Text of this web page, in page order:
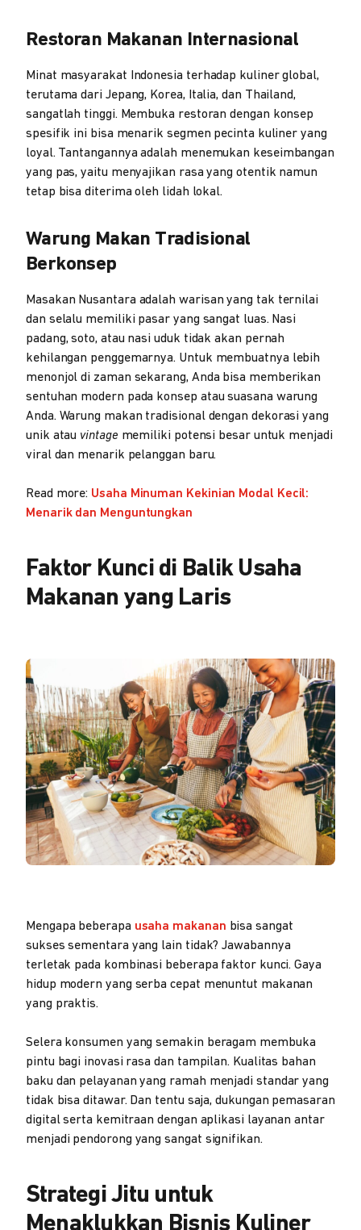
Restoran Makanan Internasional
Minat masyarakat Indonesia terhadap kuliner global,
terutama dari Jepang, Korea, Italia, dan Thailand,
sangatlah tinggi. Membuka restoran dengan konsep
spesifik ini bisa menarik segmen pecinta kuliner yang
loyal. Tantangannya adalah menemukan keseimbangan
yang pas, yaitu menyajikan rasa yang otentik namun
tetap bisa diterima oleh lidah lokal.
Warung Makan Tradisional
Berkonsep
Masakan Nusantara adalah warisan yang tak ternilai
dan selalu memiliki pasar yang sangat luas. Nasi
padang, soto, atau nasi uduk tidak akan pernah
kehilangan penggemarnya. Untuk membuatnya lebih
menonjol di zaman sekarang, Anda bisa memberikan
sentuhan modern pada konsep atau suasana warung
Anda. Warung makan tradisional dengan dekorasi yang
unik atau vintage memiliki potensi besar untuk menjadi
viral dan menarik pelanggan baru.
Read more: Usaha Minuman Kekinian Modal Kecil:
Menarik dan Menguntungkan
Faktor Kunci di Balik Usaha
Makanan yang Laris
Mengapa beberapa usaha makanan bisa sangat
sukses sementara yang lain tidak? Jawabannya
terletak pada kombinasi beberapa faktor kunci. Gaya
hidup modern yang serba cepat menuntut makanan
yang praktis.
Selera konsumen yang semakin beragam membuka
pintu bagi inovasi rasa dan tampilan. Kualitas bahan
baku dan pelayanan yang ramah menjadi standar yang
tidak bisa ditawar. Dan tentu saja, dukungan pemasaran
digital serta kemitraan dengan aplikasi layanan antar
menjadi pendorong yang sangat signifikan.
Strategi Jitu untuk
Menaklukkan Bisnis Kuliner